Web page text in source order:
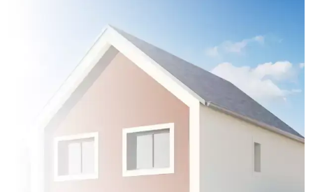
2 OFFRES MAISON ET TERRAIN
(60410)
4 OFFRES MAISON ET TERRAIN
(60300)
1 OFFRE MAISON ET TERRAIN
Verberie(60410)
2 OFFRES MAISON ET TERRAIN
Verneuil-en-Halatte